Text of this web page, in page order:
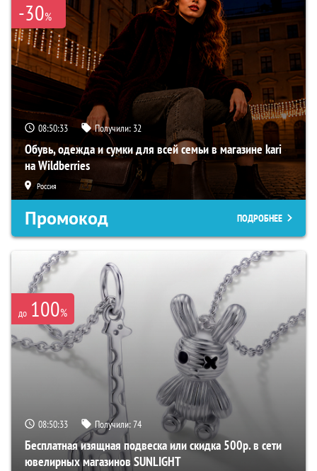
-30%
08:50:32 Получили: 32
Обувь, одежда и сумки для всей семьи в магазине kari
на Wildberries
Россия
Промокод ПОДРОБНЕЕ
до 100%
08:50:32 Получили:74
Бесплатная изящная подвеска или скидка 500р. в сети
ювелирных магазинов SUNLIGHT